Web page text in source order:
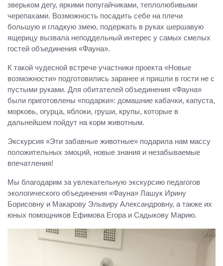
зверьком дегу, яркими попугайчиками, теплолюбивыми
черепахами. Возможность посадить себе на плечи
большую и гладкую змею, подержать в руках шершавую
ящерицу вызвала неподдельный интерес у самых смелых
гостей объединения «Фауна».
К такой чудесной встрече участники проекта «Новые
возможности» подготовились заранее и пришли в гости не с
пустыми руками. Для обитателей объединения «Фауна»
были приготовлены «подарки»: домашние кабачки, капуста,
морковь, огурца, яблоки, груши, крупы, которые в
дальнейшем пойдут на корм животным.
Экскурсия «Эти забавные животные» подарила нам массу
положительных эмоций, новые знания и незабываемые
впечатления!
Мы благодарим за увлекательную экскурсию педагогов
экологического объединения «Фауна» Лашук Ирину
Борисовну и Макарову Эльвиру Александровну, а также их
юных помощников Ефимова Егора и Садыкову Марию.